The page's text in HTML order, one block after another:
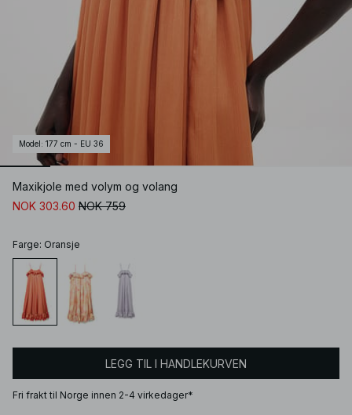
Model : 177 cm - EU 36
Maxikjole med volym og volang
NOK 303.60 NOK 759
Farge: Oransje
LEGG TIL I HANDLEKURVEN
Fri frakt til Norge innen 2-4 virkedager*